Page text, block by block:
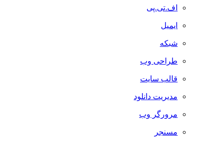
اف.تی.پی
ایمیل
شبکه
طراحی وب
قالب سایت
مدیریت دانلود
مرورگر وب
مسنجر